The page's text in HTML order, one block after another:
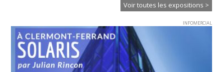
Voir toutes les expositions >
INFOMERCIAL